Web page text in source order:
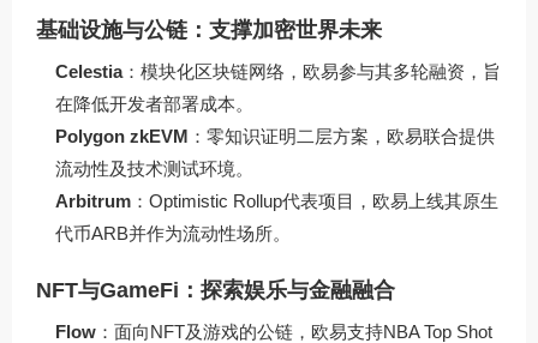
基础设施与公链：支撑加密世界未来
Celestia：模块化区块链网络，欧易参与其多轮融资，旨
在降低开发者部署成本。
Polygon zkEVM ：零知识证明二层方案，欧易联合提供
流动性及技术测试环境。
Arbitrum ：Optimistic Rollup代表项目，欧易上线其原生
代币ARB并作为流动性场所。
NFT与GameFi：探索娱乐与金融融合
Flow ：面向NFT及游戏的公链，欧易支持NBA Top Shot